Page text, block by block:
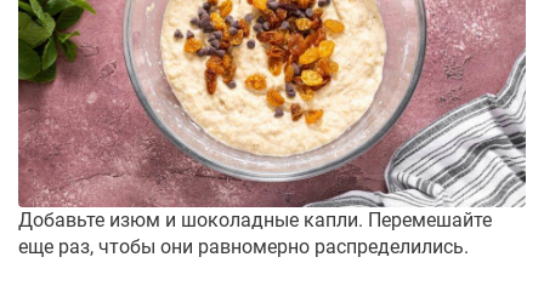
Добавьте изюм и шоколадные капли. Перемешайте
еще раз, чтобы они равномерно распределились.